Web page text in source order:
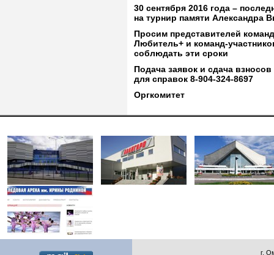
30 сентября 2016 года –
на турнир памяти Александра
Просим представителей
Любитель+ и команд-
соблюдать эти сроки
Подача заявок и сдача
для справок 8-904-324-8697
Оргкомитет
г.